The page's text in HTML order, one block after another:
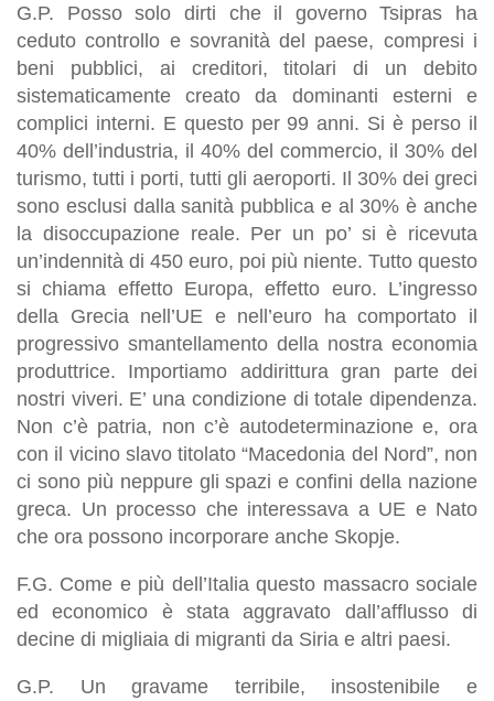
G.P. Posso solo dirti che il governo Tsipras ha
ceduto controllo e sovranità del paese, compresi i
beni pubblici, ai creditori, titolari di un debito
sistematicamente creato da dominanti esterni e
complici interni. E questo per 99 anni. Si è perso il
40% dell’industria, il 40% del commercio, il 30% del
turismo, tutti i porti, tutti gli aeroporti. Il 30% dei greci
sono esclusi dalla sanità pubblica e al 30% è anche
la disoccupazione reale. Per un po’ si è ricevuta
un’indennità di 450 euro, poi più niente. Tutto questo
si chiama effetto Europa, effetto euro. L’ingresso
della Grecia nell’UE e nell’euro ha comportato il
progressivo smantellamento della nostra economia
produttrice. Importiamo addirittura gran parte dei
nostri viveri. E’ una condizione di totale dipendenza.
Non c’è patria, non c’è autodeterminazione e, ora
con il vicino slavo titolato “Macedonia del Nord”, non
ci sono più neppure gli spazi e confini della nazione
greca. Un processo che interessava a UE e Nato
che ora possono incorporare anche Skopje.
F.G. Come e più dell’Italia questo massacro sociale
ed economico è stata aggravato dall’afflusso di
decine di migliaia di migranti da Siria e altri paesi.
G.P. Un gravame terribile, insostenibile e